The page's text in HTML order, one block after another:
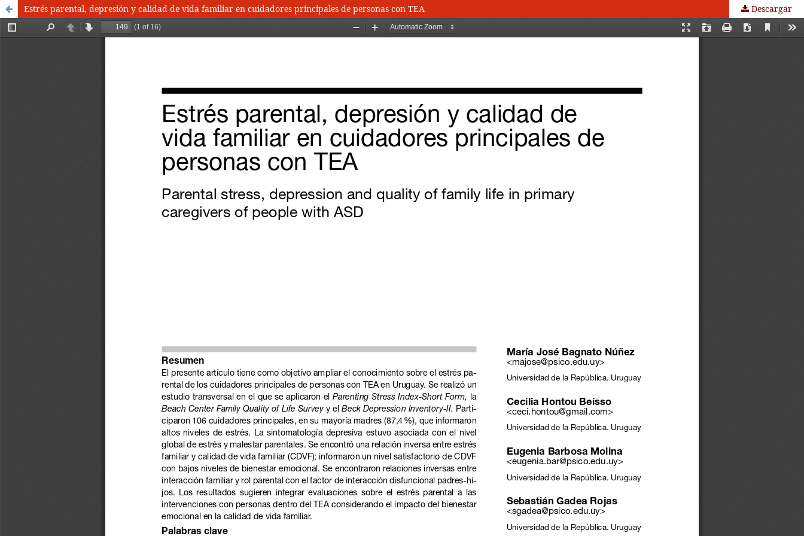
Estrés parental, depresión y calidad de vida familiar en cuidadores principales de personas con TEA Descargar